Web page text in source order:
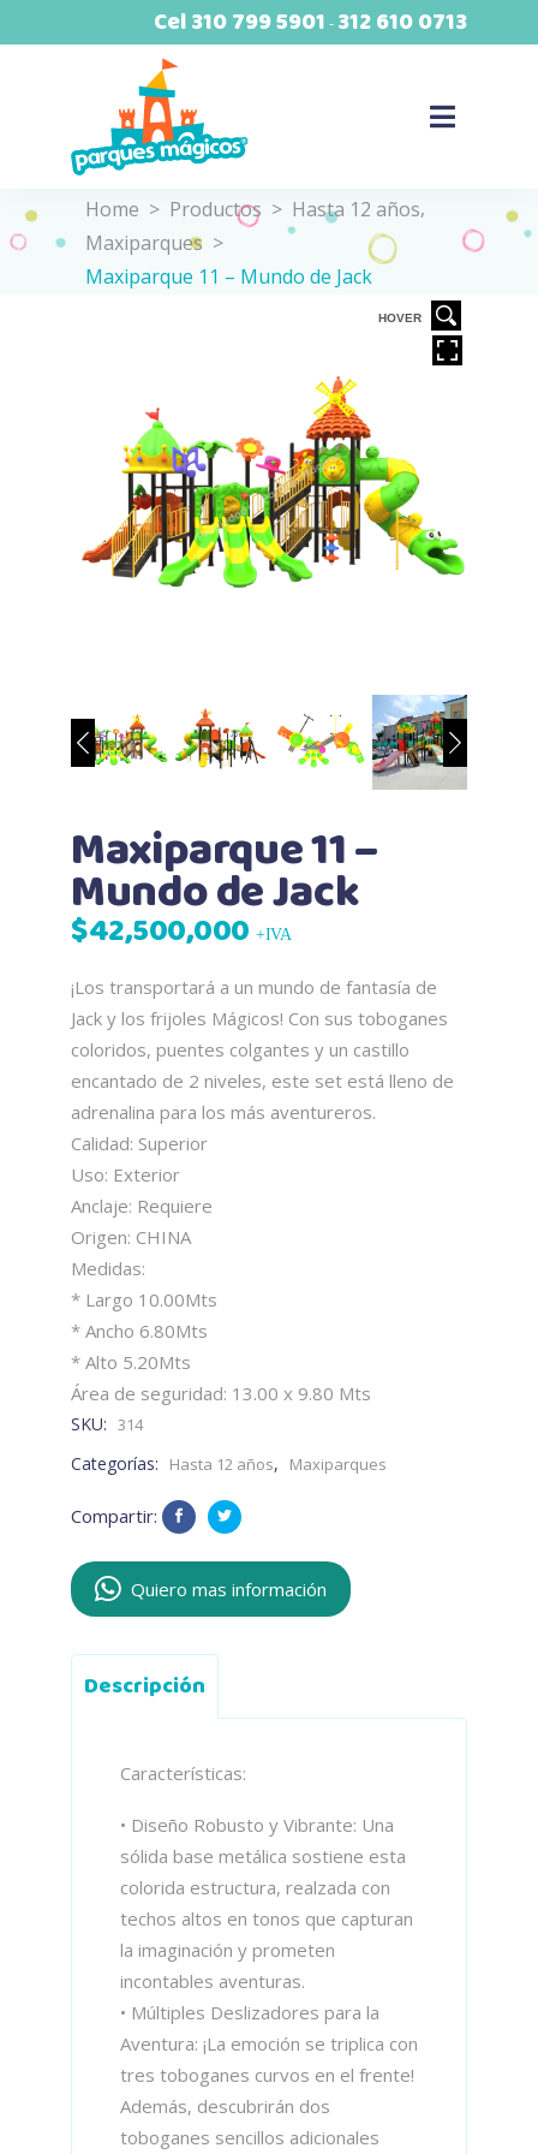
Cel310 799 5901 - 312 610 0713
Home > Productos > Hasta 12 años,
Maxiparques >
Maxiparque 11 – Mundo de Jack
HOVER
Maxiparque 11 –
Mundo de Jack
$42,500,000 +IVA
¡Los transportará a un mundo de fantasía de
Jack y los frijoles Mágicos! Con sus toboganes
coloridos, puentes colgantes y un castillo
encantado de 2 niveles, este set está lleno de
adrenalina para los más aventureros.
Calidad: Superior
Uso: Exterior
Anclaje: Requiere
Origen: CHINA
Medidas:
* Largo 10.00Mts
* Ancho 6.80Mts
* Alto 5.20Mts
Área de seguridad: 13.00 x 9.80 Mts
SKU: 314
Categorías: Hasta 12 años, Maxiparques
Compartir:
Quiero mas información
Descripción
Características:
• Diseño Robusto y Vibrante: Una
sólida base metálica sostiene esta
colorida estructura, realzada con
techos altos en tonos que capturan
la imaginación y prometen
incontables aventuras.
• Múltiples Deslizadores para la
Aventura: ¡La emoción se triplica con
tres toboganes curvos en el frente!
Además, descubrirán dos
toboganes sencillos adicionales